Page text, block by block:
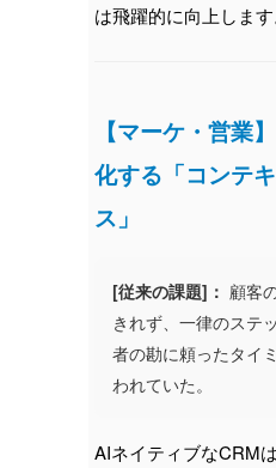
は飛躍的に向上します
【マーケ・営業
化する「コンテ
ス」
[従来の課題]： 顧客
きれず、一律のステ
者の勘に頼ったタイ
われていた。
AIネイティブなCRM